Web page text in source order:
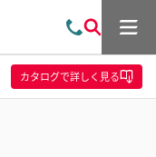
問
い
合
わ
索
メ
ュ
ー
カタログで詳しく見る